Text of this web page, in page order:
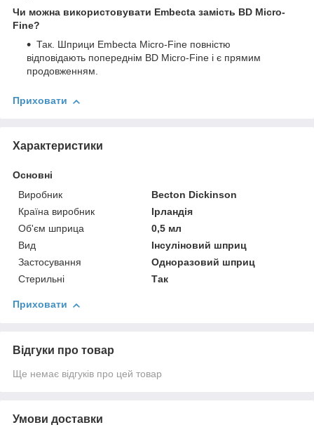
Чи можна використовувати Embecta замість BD Micro-
Fine?
Так. Шприци Embecta Micro-Fine повністю
відповідають попереднім BD Micro-Fine і є прямим
продовженням.
Приховати
Характеристики
Основні
Виробник
Becton Dickinson
Країна виробник
Ірландія
Об'єм шприца
0,5 мл
Вид
Інсуліновий шприц
Застосування
Одноразовий шприц
Стерильні
Так
Приховати
Відгуки про товар
Ще немає відгуків про цей товар
Умови доставки